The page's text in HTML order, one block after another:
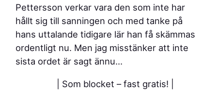
Pettersson verkar vara den som inte har
hållt sig till sanningen och med tanke på
hans uttalande tidigare lär han få skämmas
ordentligt nu. Men jag misstänker att inte
sista ordet är sagt ännu…
| Som blocket – fast gratis!